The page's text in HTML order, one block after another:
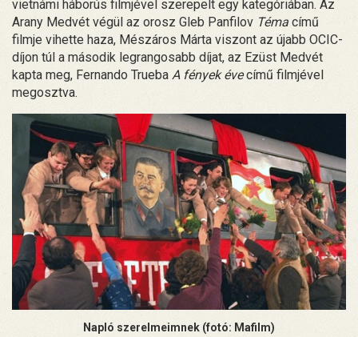
vietnámi háborús filmjével szerepelt egy kategóriában. Az
Arany Medvét végül az orosz Gleb Panfilov Téma című
filmje vihette haza, Mészáros Márta viszont az újabb OCIC-
díjon túl a második legrangosabb díjat, az Ezüst Medvét
kapta meg, Fernando Trueba A fények évecímű filmjével
megosztva.
Napló szerelmeimnek (fotó: Mafilm)